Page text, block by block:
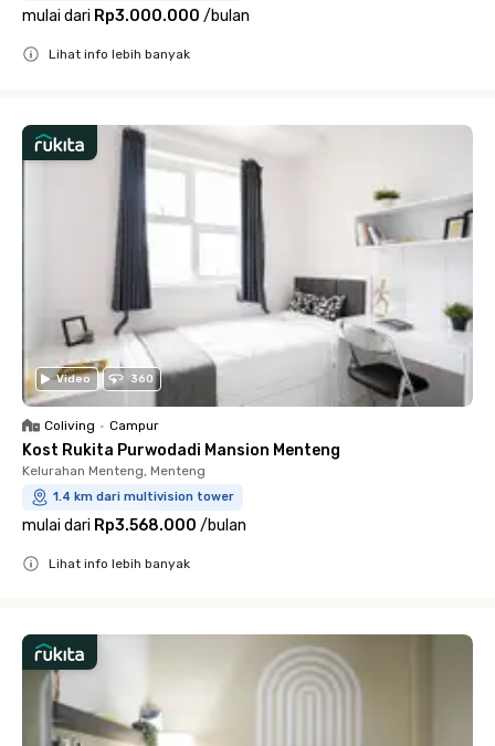
mulai dari Rp3.000.000 /bulan
Lihat info lebih banyak
Video 360
Coliving • Campur
Kost Rukita Purwodadi Mansion Menteng
Kelurahan Menteng, Menteng
1.4 km dari multivision tower
mulai dari Rp3.568.000 /bulan
Lihat info lebih banyak